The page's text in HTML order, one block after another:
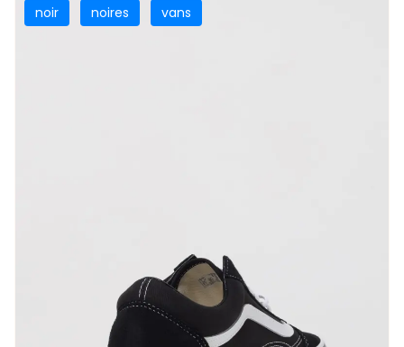
noir noires vans